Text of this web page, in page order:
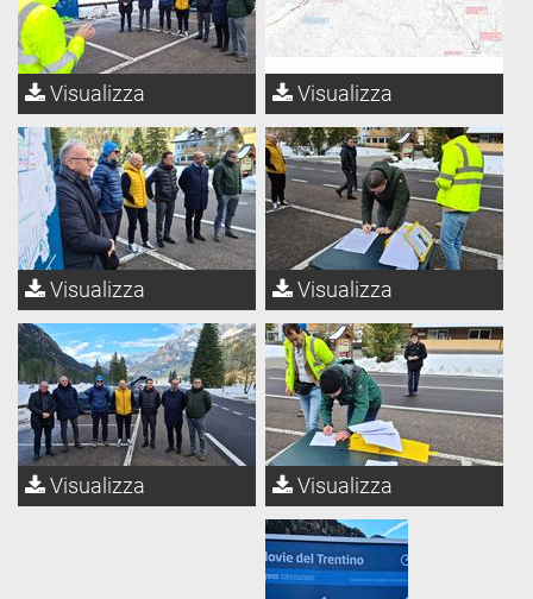
Visualizza Visualizza
Visualizza Visualizza
Visualizza Visualizza